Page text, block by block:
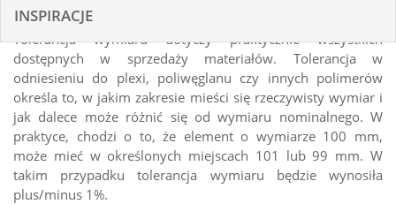
INSPIRACJE
Tolerancja wymiaru dotyczy praktycznie wszystkich
dostępnych w sprzedaży materiałów. Tolerancja w
odniesieniu do plexi, poliwęglanu czy innych polimerów
określa to, w jakim zakresie mieści się rzeczywisty wymiar i
jak dalece może różnić się od wymiaru nominalnego. W
praktyce, chodzi o to, że element o wymiarze 100 mm,
może mieć w określonych miejscach 101 lub 99 mm. W
takim przypadku tolerancja wymiaru będzie wynosiła
plus/minus 1%.